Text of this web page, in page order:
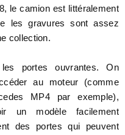
le camion est littéralement
les gravures sont assez
collection.
portes ouvrantes. On
au moteur (comme
MP4 par exemple),
un modèle facilement
des portes qui peuvent